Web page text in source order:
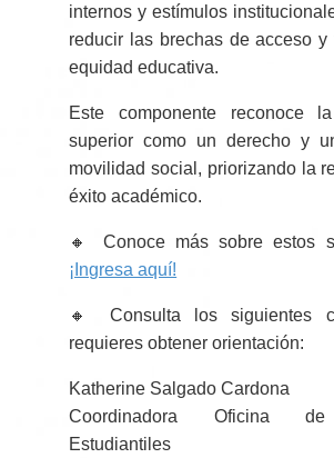
internos y estímulos
reducir las brechas de acceso y
equidad educativa.
Este componente reconoce
superior como un derecho y
movilidad social, priorizando la
éxito académico.
🔸 Conoce más sobre estos
¡Ingresa aquí!
🔸 Consulta los siguientes
requieres obtener orientación:
Katherine Salgado Cardona
Coordinadora Oficina
Estudiantiles